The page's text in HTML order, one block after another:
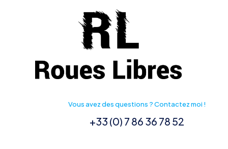
Vous avez des questions ? Contactez moi !
+33 (0) 7 86 36 78 52